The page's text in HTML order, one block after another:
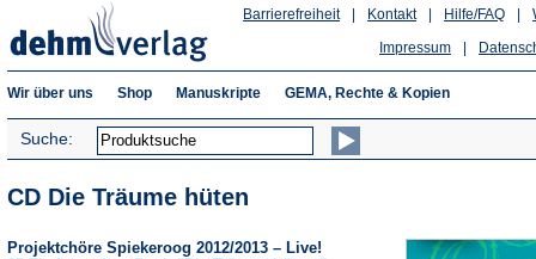
Hilfe/FAQ
Kontakt
Barrierefreiheit
Impressum
Wir über uns Shop Manuskripte GEMA, Rechte & Kopien
Suche:
CD Die Träume hüten
Projektchöre Spiekeroog 2012/2013 – Live!